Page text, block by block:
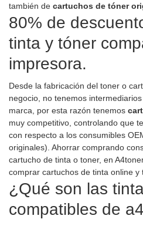
también de cartuchos de tóner
80% de
tinta y tóner
impresora.
Desde la fabricación del toner o
negocio, no tenemos
marca, por esta razón tenemos
muy competitivo, controlando que
con respecto a los consumibles
originales). Ahorrar comprando
cartucho de tinta o toner, en
comprar cartuchos de tinta online
¿Qué son las
compatibles de